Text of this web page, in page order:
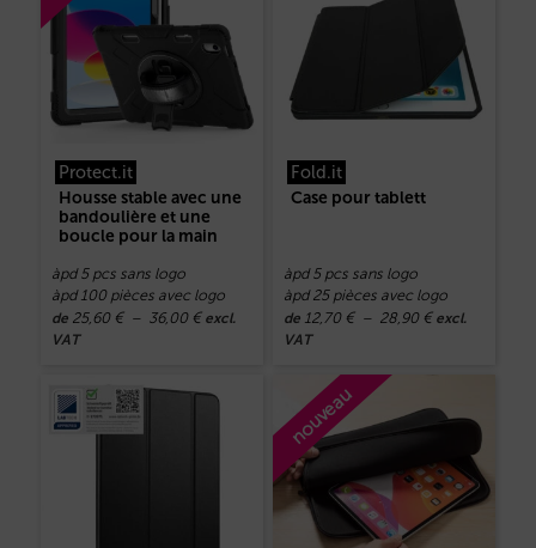
Protect.it
Housse stable avec une
bandoulière et une
boucle pour la main
àpd 5 pcs sans logo
àpd 100 pièces avec logo
de 25,60 € – 36,00 €excl.
VAT
Fold.it
Case pour tablett
àpd 5 pcs sans logo
àpd 25 pièces avec logo
de 12,70 € – 28,90 €excl.
VAT
nouveau